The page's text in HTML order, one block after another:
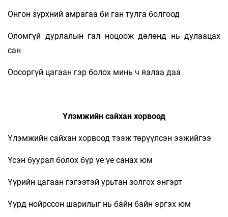
Онгон зүрхний амрагаа би ган тулга болгоод
Оломгүй дурлалын гал ноцоож дөлөнд нь дулаацах
сан
Оосоргүй цагаан гэр болох минь ч яалаа даа
Үлэмжийн сайхан хорвоод
Үлэмжийн сайхан хорвоод тээж төрүүлсэн ээжийгээ
Үсэн буурал болох бүр үе үе санах юм
Үүрийн цагаан гэгээтэй урьтан золгох энгэрт
Үүрд нойрссон шарилыг нь байн байн эргэх юм